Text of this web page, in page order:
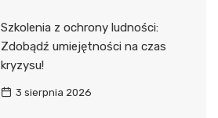
Szkolenia z ochrony ludności:
Zdobądź umiejętności na czas
kryzysu!
3 sierpnia 2026